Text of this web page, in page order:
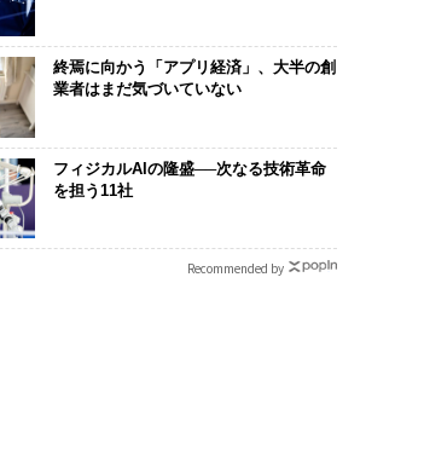
ス
日
中
AIが変えるのは効率では
なく顧客体験だ──Hub
Spot Japanが語る「Gr
〜決断する人
代の金融パラ
×PwC】
終焉に向かう「アプリ経済」、大半の創
業者はまだ気づいていない
フィジカルAIの隆盛──次なる技術革命
を担う11社
Recommended by